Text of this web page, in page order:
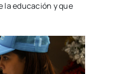
la educación y que